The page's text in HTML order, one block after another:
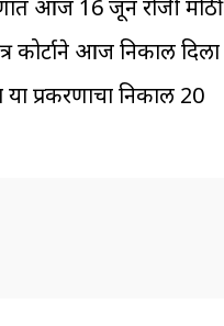
आज 16 जून रोजी मोठी
कोर्टाने आज निकाल दिला
प्रकरणाचा निकाल 20